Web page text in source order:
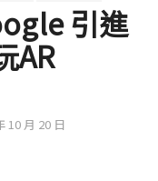
引進
AR
10 月 20 日